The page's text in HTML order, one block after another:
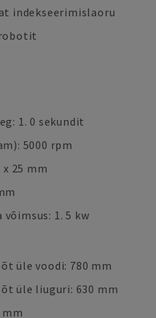
indekseerimislaoru
1. 0 sekundit
5000 rpm
25 mm
1. 5 kw
üle voodi: 780 mm
üle liuguri: 630 mm
mm